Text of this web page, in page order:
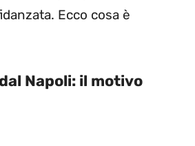
Ecco cosa è
Napoli: il motivo